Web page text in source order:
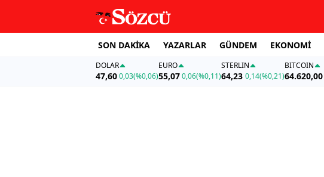
SON DAKİKA YAZARLAR GÜNDEM EKONOMİ
DOLAR
47,600,03(%0,06)
EURO
55,07 0,06(%0,11)
STERLIN
64,23 0,14(%0,21)
BITCOIN
64.620,00